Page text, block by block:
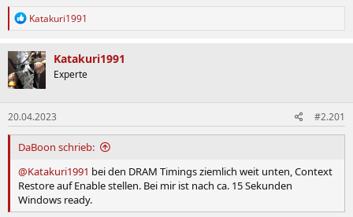
R
k
t
i
o
n
e
n
:
Katakuri1991
Katakuri1991
Experte
20.04.2023 #2.201
DaBoon schrieb:
@Katakuri1991 bei den DRAM Timings ziemlich weit unten, Context
Restore auf Enable stellen. Bei mir ist nach ca. 15 Sekunden
Windows ready.